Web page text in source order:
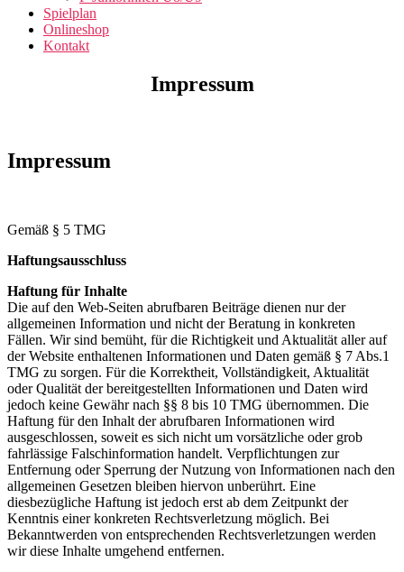
Spielplan
Onlineshop
Kontakt
Impressum
Impressum
Gemäß § 5 TMG
Haftungsausschluss
Haftung für Inhalte
Die auf den Web-Seiten abrufbaren Beiträge dienen nur der
allgemeinen Information und nicht der Beratung in konkreten
Fällen. Wir sind bemüht, für die Richtigkeit und Aktualität aller auf
der Website enthaltenen Informationen und Daten gemäß § 7 Abs.1
TMG zu sorgen. Für die Korrektheit, Vollständigkeit, Aktualität
oder Qualität der bereitgestellten Informationen und Daten wird
jedoch keine Gewähr nach §§ 8 bis 10 TMG übernommen. Die
Haftung für den Inhalt der abrufbaren Informationen wird
ausgeschlossen, soweit es sich nicht um vorsätzliche oder grob
fahrlässige Falschinformation handelt. Verpflichtungen zur
Entfernung oder Sperrung der Nutzung von Informationen nach den
allgemeinen Gesetzen bleiben hiervon unberührt. Eine
diesbezügliche Haftung ist jedoch erst ab dem Zeitpunkt der
Kenntnis einer konkreten Rechtsverletzung möglich. Bei
Bekanntwerden von entsprechenden Rechtsverletzungen werden
wir diese Inhalte umgehend entfernen.